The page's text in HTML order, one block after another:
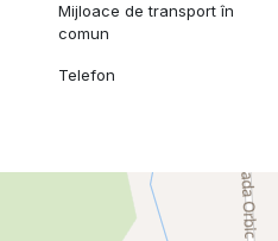
Mijloace de transport în
comun
Telefon